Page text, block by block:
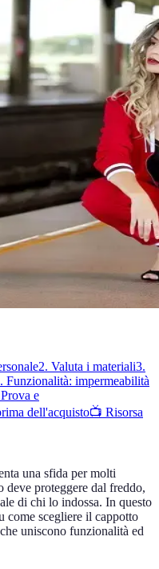
2. Valuta i materiali3.
Funzionalità: impermeabilità
e
dell'acquisto📺 Risorsa
una sfida per molti
deve proteggere dal freddo,
di chi lo indossa. In questo
come scegliere il cappotto
uniscono funzionalità ed